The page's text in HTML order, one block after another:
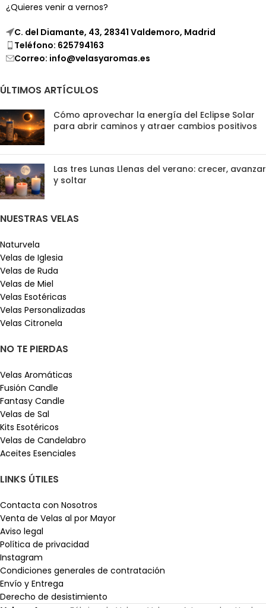
¿Quieres venir a vernos?
C. del Diamante, 43, 28341 Valdemoro, Madrid
Teléfono: 625794163
Correo: info@velasyaromas.es
ÚLTIMOS ARTÍCULOS
Cómo aprovechar la energía del Eclipse Solar
para abrir caminos y atraer cambios positivos
Las tres Lunas Llenas del verano: crecer, avanzar
y soltar
NUESTRAS VELAS
Naturvela
Velas de Iglesia
Velas de Ruda
Velas de Miel
Velas Esotéricas
Velas Personalizadas
Velas Citronela
NO TE PIERDAS
Velas Aromáticas
Fusión Candle
Fantasy Candle
Velas de Sal
Kits Esotéricos
Velas de Candelabro
Aceites Esenciales
LINKS ÚTILES
Contacta con Nosotros
Venta de Velas al por Mayor
Aviso legal
Política de privacidad
Instagram
Condiciones generales de contratación
Envío y Entrega
Derecho de desistimiento